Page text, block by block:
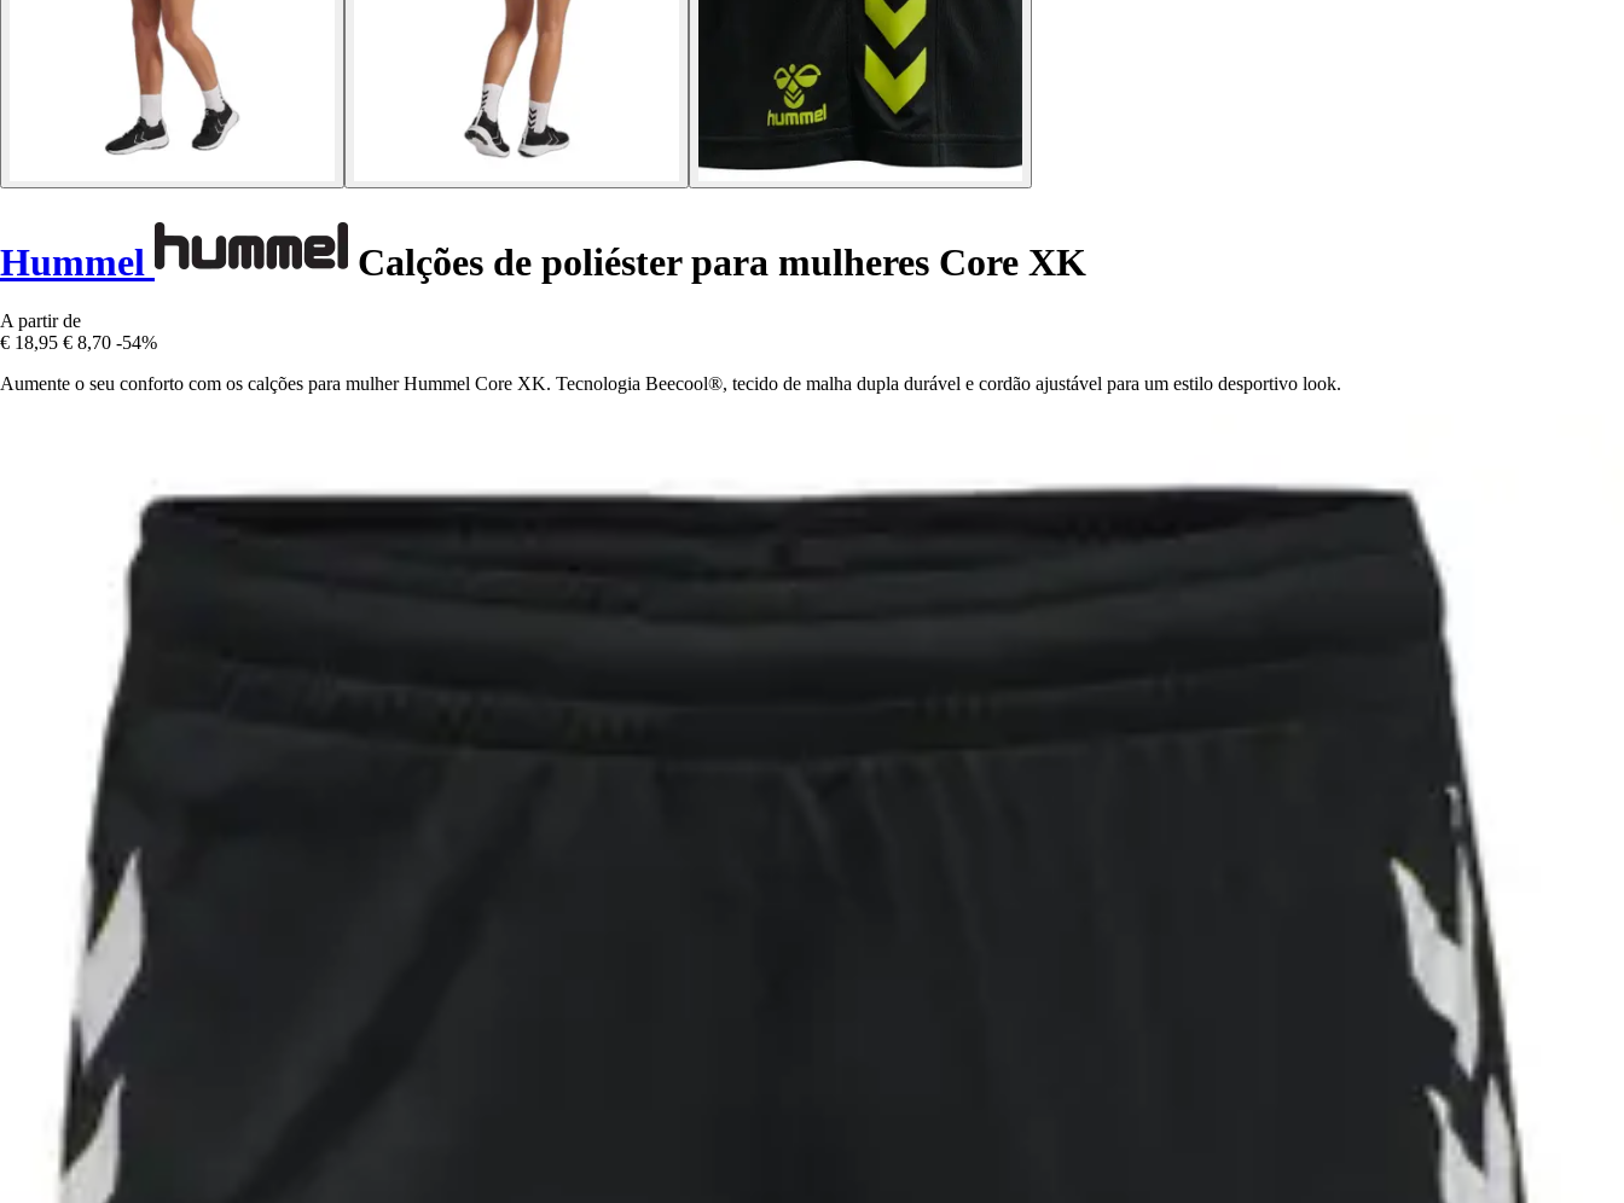
Hummel Calções de poliéster para mulheres Core XK
A partir de
€ 18,95 € 8,70 -54%
Aumente o seu conforto com os calções para mulher Hummel Core XK. Tecnologia Beecool®, tecido de malha dupla durável e cordão ajustável para um estilo desportivo look.